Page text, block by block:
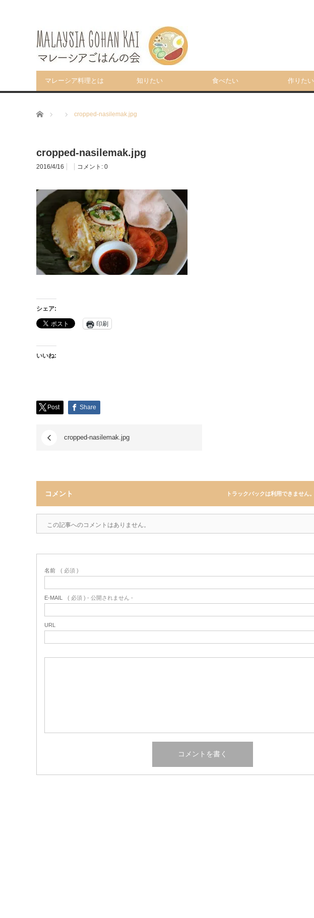
マレーシア料理とは 知りたい 食べたい 作りたい
ホーム cropped-nasilemak.jpg
cropped-nasilemak.jpg
2016/4/16 コメント: 0
シェア:
印刷
いいね:
Post Share
cropped-nasilemak.jpg
コメント トラックバックは利用できません。
この記事へのコメントはありません。
名前 ( 必須 )
E-MAIL ( 必須 ) - 公開されません -
URL